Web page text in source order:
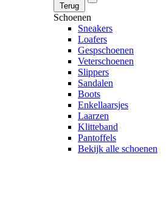
Terug
Schoenen
Sneakers
Loafers
Gespschoenen
Veterschoenen
Slippers
Sandalen
Boots
Enkellaarsjes
Laarzen
Klitteband
Pantoffels
Bekijk alle schoenen